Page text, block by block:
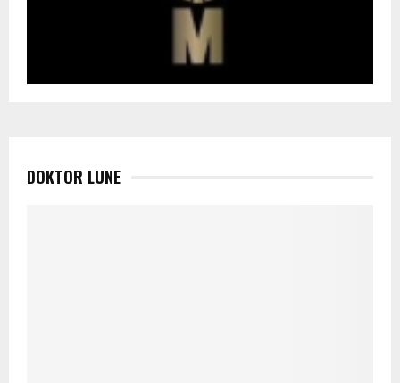
DOKTOR LUNE